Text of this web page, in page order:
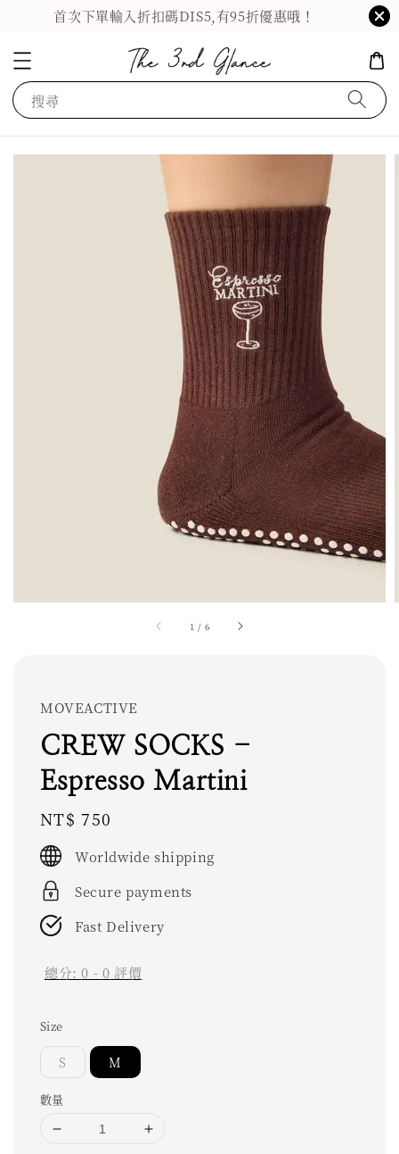
首次下單輸入折扣碼DIS5,有95折優惠哦！
搜尋
1 / 6
MOVEACTIVE
CREW SOCKS -
Espresso Martini
Regular
price
NT$ 750
Worldwide shipping
Secure payments
Fast Delivery
總分:0 - 0 評價
Size
S M
數量